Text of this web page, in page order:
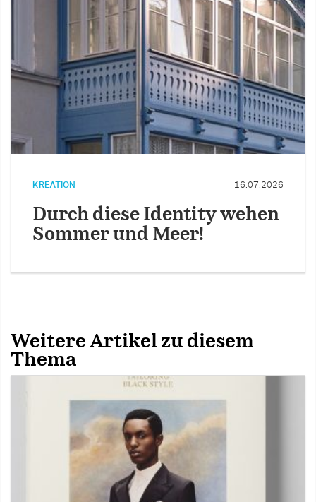
KREATION 16.07.2026
Durch diese Identity wehen
Sommer und Meer!
Weitere Artikel zu diesem
Thema